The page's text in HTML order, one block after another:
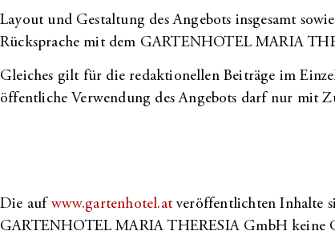
Layout und Gestaltung des Angebots insgesamt
Rücksprache mit dem GARTENHOTEL MARIA
Gleiches gilt für die redaktionellen Beiträge im
öffentliche Verwendung des Angebots darf nur mit
Die auf www.gartenhotel.atveröffentlichten Inhalte
GARTENHOTEL MARIA THERESIA GmbH keine